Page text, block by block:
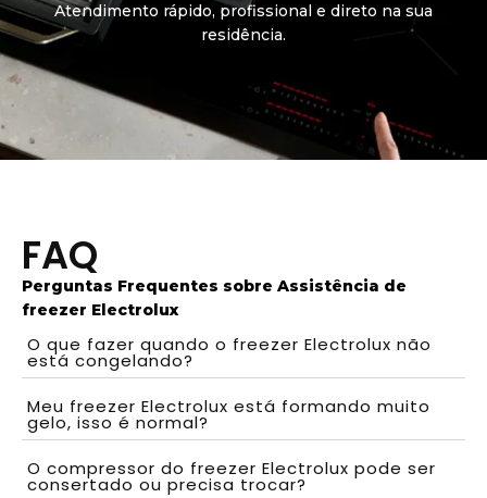
Atendimento rápido, profissional e direto na sua
residência.
FAQ
Perguntas Frequentes sobre Assistência de
freezer Electrolux
O que fazer quando o freezer Electrolux não
está congelando?
Meu freezer Electrolux está formando muito
gelo, isso é normal?
O compressor do freezer Electrolux pode ser
consertado ou precisa trocar?